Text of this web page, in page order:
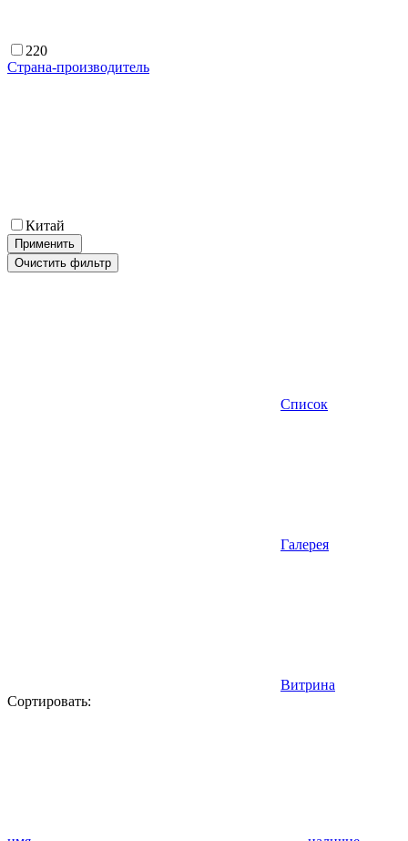
220
Страна-производитель
Китай
Применить
Очистить фильтр
Список
Галерея
Витрина
Сортировать: